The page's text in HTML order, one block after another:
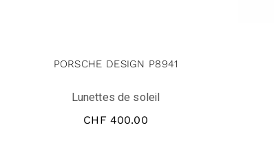
PORSCHE DESIGN P8941
Lunettes de soleil
CHF 400.00